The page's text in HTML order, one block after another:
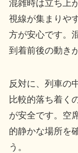
混雑時は立ち上
視線が集まりや
方が安心です。
到着前後の動き
反対に、列車の
比較的落ち着く
が安全です。空
的静かな場所を
う。